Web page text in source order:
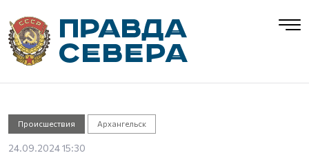
Происшествия Архангельск
24.09.2024 15:30